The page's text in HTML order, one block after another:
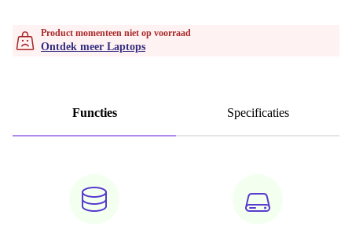
Product momenteen niet op voorraad
Ontdek meer Laptops
Functies Specificaties